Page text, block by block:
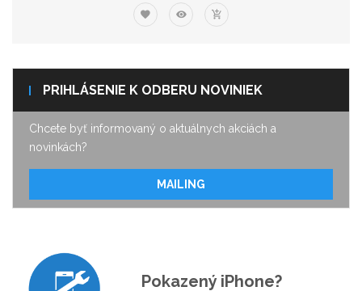
PRIHLÁSENIE K ODBERU NOVINIEK
Chcete byť informovaný o aktuálnych akciách a
novinkách?
MAILING
Pokazený iPhone?